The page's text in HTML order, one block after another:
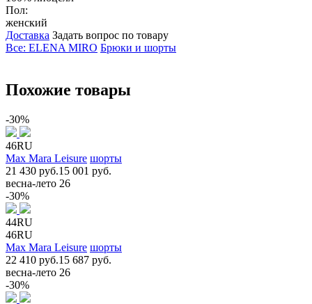
Пол:
женский
Доставка Задать вопрос по товару
Все: ELENA MIRO Брюки и шорты
Похожие товары
-30%
46RU
Max Mara Leisure шорты
21 430 руб.15 001 руб.
весна-лето 26
-30%
44RU
46RU
Max Mara Leisure шорты
22 410 руб.15 687 руб.
весна-лето 26
-30%